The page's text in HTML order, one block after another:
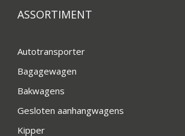
ASSORTIMENT
Autotransporter
Bagagewagen
Bakwagens
Gesloten aanhangwagens
Kipper